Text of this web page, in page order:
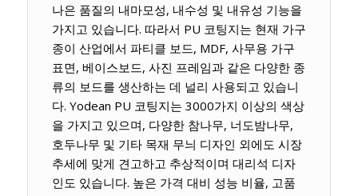
나은 품질의 내마모성, 내수성 및 내유성 기능을
가지고 있습니다. 따라서 PU 코팅지는 현재 가구
종이 산업에서 파티클 보드, MDF, 사무용 가구
표면, 베이스보드, 사진 프레임과 같은 다양한 종
류의 보드를 생산하는 데 널리 사용되고 있습니
다. Yodean PU 코팅지는 3000가지 이상의 색상
을 가지고 있으며, 다양한 참나무, 너도밤나무,
호두나무 및 기타 목재 무늬 디자인 외에도 시장
추세에 맞게 견고하고 추상적이며 대리석 디자
인도 있습니다. 높은 가격 대비 성능 비율, 고품